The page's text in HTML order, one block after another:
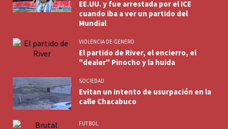
EE.UU. y fue arrestada por el ICE
cuando iba a ver un partido del
Mundial
VIOLENCIA DE GENERO
El partido de River, el encierro, el
"dealer" Pinocho y la huida
SOCIEDAD
Evitan un intento de usurpación en la
calle Chacabuco
FUTBOL